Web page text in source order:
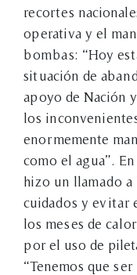
recortes
operativa y el
bombas: “Hoy
situación de
apoyo de Nación
los
enormemente
como el agua”.
hizo un llamado a
cuidados y evitar
los meses de
por el uso de
“Tenemos que